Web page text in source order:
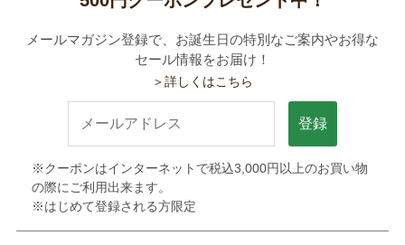
メールマガジン登録で、お誕生日の特別なご案内やお得な
セール情報をお届け！
＞詳しくはこちら
登録
※クーポンはインターネットで税込3,000円以上のお買い物
の際にご利用出来ます。
※はじめて登録される方限定